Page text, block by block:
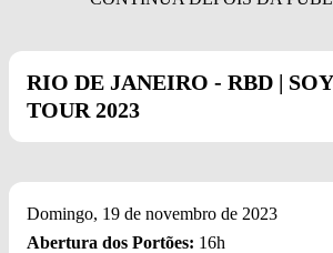
RIO DE JANEIRO - RBD |
TOUR 2023
Domingo, 19 de novembro de 2023
Abertura dos Portões: 16h